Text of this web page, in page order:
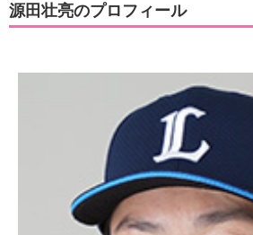
源田壮亮のプロフィール